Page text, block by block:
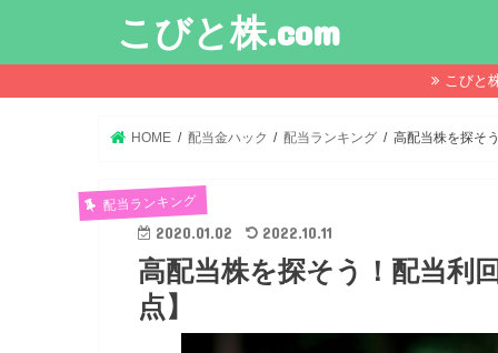
こびと株.com
こびと
HOME 配当金ハック 配当ランキング 高配当株を探そ
配当ランキング
2020.01.02 2022.10.11
高配当株を探そう！配当利
点】